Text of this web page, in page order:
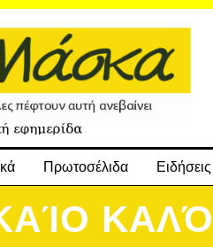
Πρωτοσέλιδα Ειδήσεις
ΚΑΛΌ